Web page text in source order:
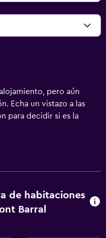
pero aún
Echa un vistazo a las
para decidir si es la
de habitaciones
Barral